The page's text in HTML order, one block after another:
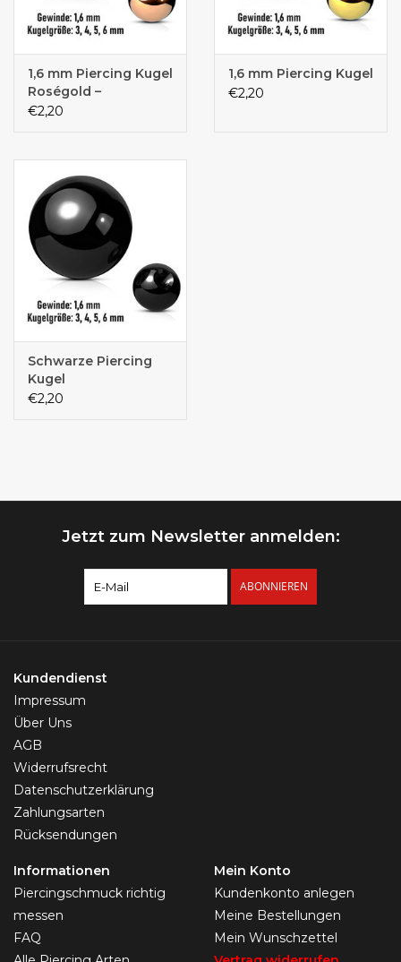
1,6 mm Piercing Kugel
Roségold –
Chirurgenstahl 316L /
€2,20
1,6 mm Piercing Kugel
€2,20
Schwarze Piercing
Kugel
€2,20
Jetzt zum Newsletter anmelden:
ABONNIEREN
Kundendienst
Impressum
Über Uns
AGB
Widerrufsrecht
Datenschutzerklärung
Zahlungsarten
Rücksendungen
Informationen
Piercingschmuck richtig
messen
FAQ
Mein Konto
Kundenkonto anlegen
Meine Bestellungen
Mein Wunschzettel